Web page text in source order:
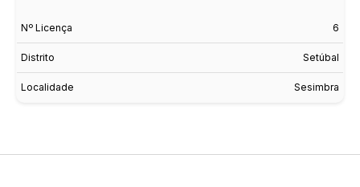
Nº Licença 6
Distrito Setúbal
Localidade Sesimbra